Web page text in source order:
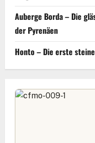
Auberge Borda – Die
der Pyrenäen
Honto – Die erste